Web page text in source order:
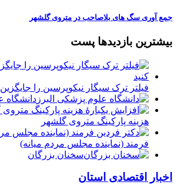
جمع آوری سگ های بلاصاحب در متروی گلشهر
بیشترین بازدیدها پست
فیلتر ترک سیگار نیکوپرسین را
دانشگاه
هزینه پارکینگ متروی گلشهر
فرمند (نماينده مجلس مردم میانه)
سخنان بزرگان
اخبار اقتصادی استان